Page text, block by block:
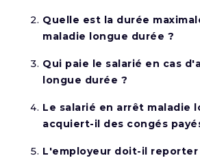
Quelle est la durée
maladie longue durée ?
Qui paie le salarié en cas
longue durée ?
Le salarié en arrêt maladie
acquiert-il des congés
L'employeur doit-il reporter